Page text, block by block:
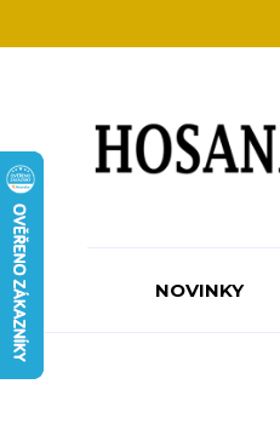
NOVINKY